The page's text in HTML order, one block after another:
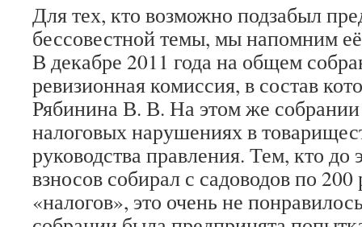
Для тех, кто возможно подзабыл
бессовестной темы, мы напомним
В декабре 2011 года на общем
ревизионная комиссия, в состав
Рябинина В. В. На этом же
налоговых нарушениях в
руководства правления. Тем, кто до
взносов собирал с садоводов по
«налогов», это очень не